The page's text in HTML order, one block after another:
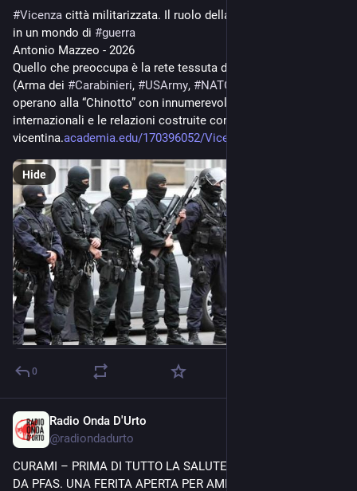
#Vicenza città militarizzata. Il ruolo della Caserma
in un mondo di #guerra
Antonio Mazzeo - 2026
Quello che preoccupa è la rete tessuta dalle istituzioni militari
(Arma dei #Carabinieri, #USArmy, #NATO
operano alla “Chinotto” con innumerevoli soggetti
internazionali e le relazioni costruite con la società civile
vicentina.academia.edu/170396052/Vicenza
Hide
0
Radio Onda D'Urto
@radiondadurto
CURAMI – PRIMA DI TUTTO LA SALUTE: “INQUINAMENTO
DA PFAS. UNA FERITA APERTA PER AMBIENTE E SALUTE”